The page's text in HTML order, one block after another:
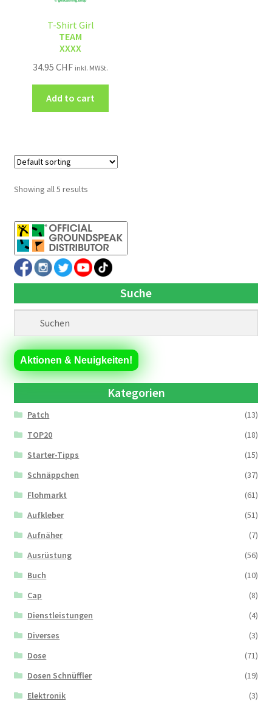
T-Shirt Girl
TEAM
XXXX
34.95CHF inkl. MWSt.
Add to cart
Showing all 5 results
Suche
Aktionen & Neuigkeiten!
Kategorien
Patch
(13)
TOP20
(18)
Starter-Tipps
(15)
Schnäppchen
(37)
Flohmarkt
(61)
Aufkleber
(51)
Aufnäher
(7)
Ausrüstung
(56)
Buch
(10)
Cap
(8)
Dienstleistungen
(4)
Diverses
(3)
Dose
(71)
Dosen Schnüffler
(19)
Elektronik
(3)